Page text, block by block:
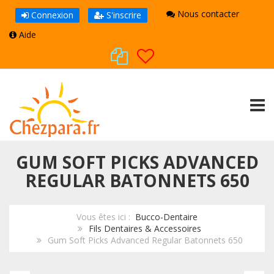
Connexion S'inscrire
Nous contacter
Aide
GUM SOFT PICKS ADVANCED
REGULAR BATONNETS 650
Vous êtes ici : Bucco-Dentaire
Fils Dentaires & Accessoires
Gum Soft Picks Advanced Regular Batonnets 650